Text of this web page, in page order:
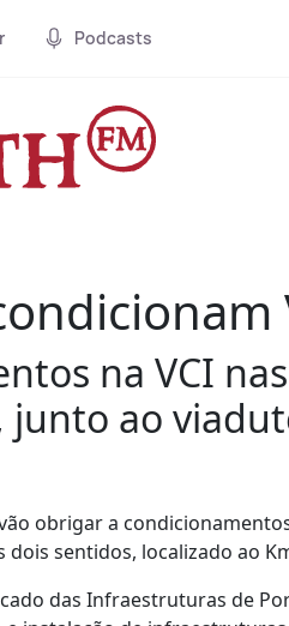
Podcasts
na VCI
ao
obrigar a
dois sentidos, localizado ao
das Infraestruturas de